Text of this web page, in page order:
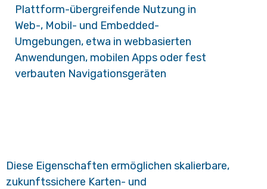
Plattform-übergreifende Nutzung in
Web-, Mobil- und Embedded-
Umgebungen, etwa in webbasierten
Anwendungen, mobilen Apps oder fest
verbauten Navigationsgeräten
Diese Eigenschaften ermöglichen skalierbare,
zukunftssichere Karten- und